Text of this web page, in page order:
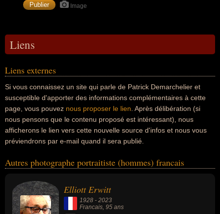
Image
Liens
Liens externes
Si vous connaissez un site qui parle de Patrick Demarchelier et
susceptible d'apporter des informations complémentaires à cette
page, vous pouvez nous proposer le lien . Après délibération (si
nous pensons que le contenu proposé est intéressant), nous
afficherons le lien vers cette nouvelle source d'infos et nous vous
préviendrons par e-mail quand il sera publié.
Autres photographe portraitiste (hommes) francais
Elliott Erwitt
1928 - 2023
Francais, 95 ans